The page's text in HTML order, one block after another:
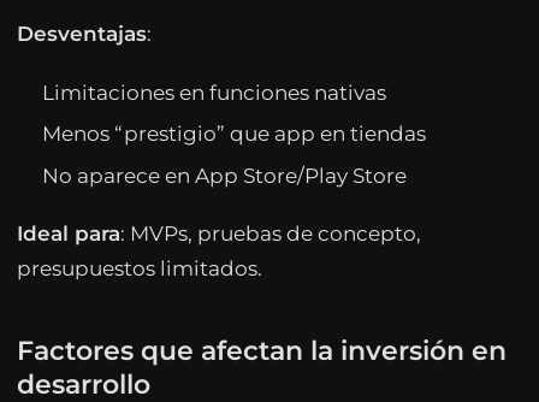
Desventajas:
Limitaciones en funciones nativas
Menos “prestigio” que app en tiendas
No aparece en App Store/Play Store
Ideal para: MVPs, pruebas de concepto,
presupuestos limitados.
Factores que afectan la inversión en
desarrollo